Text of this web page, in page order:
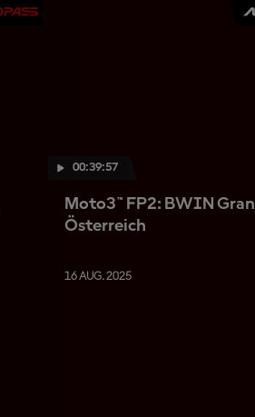
00:39:57
Moto3™ FP2: BWIN
Österreich
16 AUG. 2025